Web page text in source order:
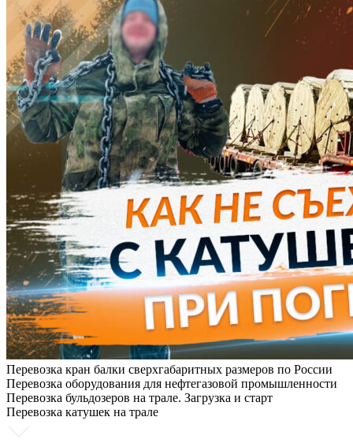
Перевозка кран балки сверхгабаритных размеров по России
Перевозка оборудования для нефтегазовой промышленности
Перевозка бульдозеров на трале. Загрузка и старт
Перевозка катушек на трале